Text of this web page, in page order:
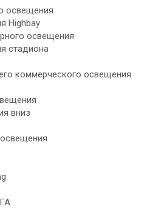
освещения
Highbay
освещения
стадиона
коммерческого освещения
вниз